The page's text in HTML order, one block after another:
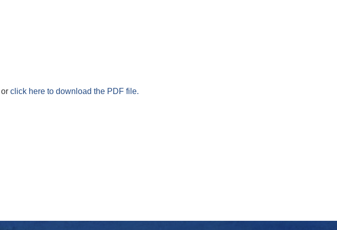
or click here to download the PDF file.